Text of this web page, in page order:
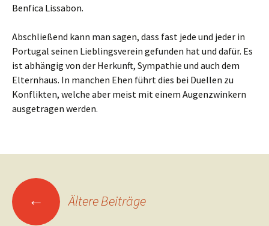
Benfica Lissabon.
Abschließend kann man sagen, dass fast jede und jeder in
Portugal seinen Lieblingsverein gefunden hat und dafür. Es
ist abhängig von der Herkunft, Sympathie und auch dem
Elternhaus. In manchen Ehen führt dies bei Duellen zu
Konflikten, welche aber meist mit einem Augenzwinkern
ausgetragen werden.
Beitragsnavigation
← Ältere Beiträge